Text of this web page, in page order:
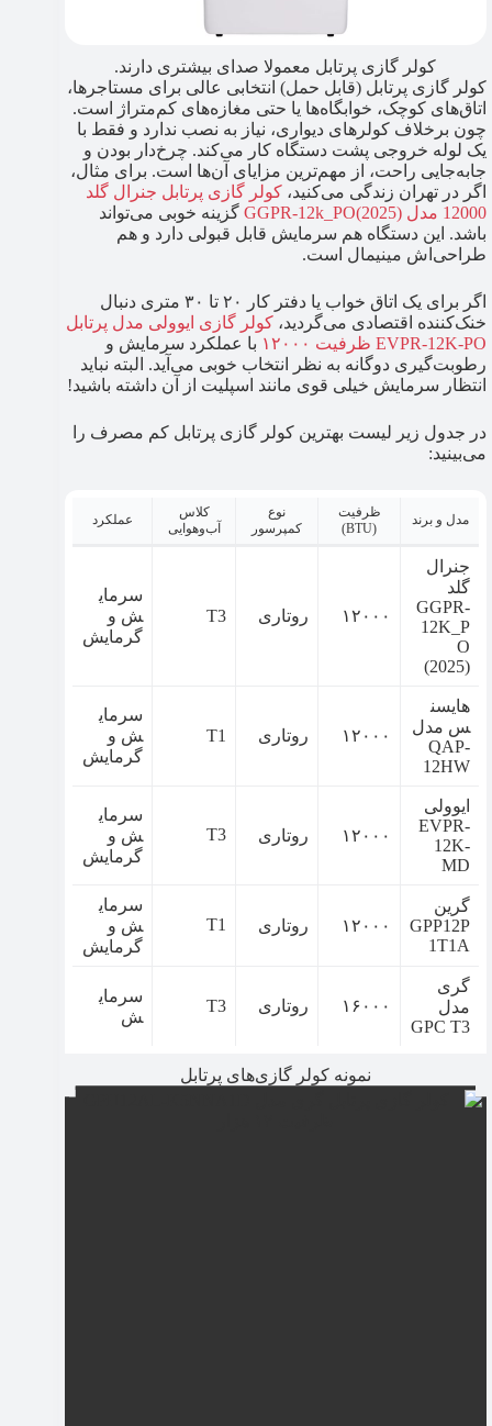
کولر گازی پرتابل معمولا صدای بیشتری دارند.
کولر گازی پرتابل (قابل حمل) انتخابی عالی برای مستاجرها،
اتاق‌های کوچک، خوابگاه‌ها یا حتی مغازه‌های کم‌متراژ است.
چون برخلاف کولرهای دیواری، نیاز به نصب ندارد و فقط با
یک لوله خروجی پشت دستگاه کار می‌کند. چرخ‌دار بودن و
جابه‌جایی راحت، از مهم‌ترین مزایای آن‌ها است. برای مثال،
اگر در تهران زندگی می‌کنید، کولر گازی پرتابل جنرال گلد
12000 مدل (2025)GGPR-12k_PO
گزینه خوبی می‌تواند
باشد. این دستگاه هم سرمایش قابل قبولی دارد و هم
طراحی‌اش مینیمال است.
اگر برای یک اتاق خواب یا دفتر کار ۲۰ تا ۳۰ متری دنبال
خنک‌کننده اقتصادی می‌گردید، کولر گازی ایوولی مدل پرتابل
EVPR-12K-PO ظرفیت ۱۲۰۰۰
با عملکرد سرمایش و
رطوبت‌گیری دوگانه به نظر انتخاب خوبی می‌آید. البته نباید
انتظار سرمایش خیلی قوی مانند اسپلیت از آن داشته باشید!
در جدول زیر لیست بهترین کولر گازی پرتابل کم مصرف را
می‌بینید:
مدل و برند
ظرفیت
(BTU)
نوع
کمپرسور
کلاس
آب‌وهوایی
عملکرد
جنرال
گلد
GGPR-
12K_P
O
(2025)
۱۲۰۰۰ روتاری T3
سرمای
ش و
گرمایش
هایسن
س مدل
QAP-
12HW
۱۲۰۰۰ روتاری T1
سرمای
ش و
گرمایش
ایوولی
EVPR-
12K-
MD
۱۲۰۰۰ روتاری T3
سرمای
ش و
گرمایش
گرین
GPP12P
1T1A
۱۲۰۰۰ روتاری T1
سرمای
ش و
گرمایش
گری
مدل
GPC T3
۱۶۰۰۰ روتاری T3
سرمای
ش
نمونه کولر گازی‌های پرتابل